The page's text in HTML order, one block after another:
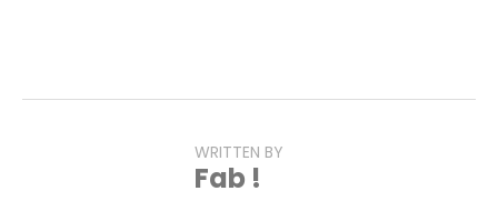
WRITTEN BY
Fab !